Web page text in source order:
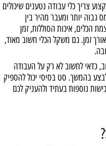
צריך כלי עבודה נטענים שיכולים
גבוה יותר ומעבר מהיר בין
הכלים, איכות הסוללות, זמן
זמן. גם משקל הכלי חשוב מאוד,
כדאי לחשוב לא רק על העבודה
בהמשך. סט בסיסי יכול להספיק
נוספות בעתיד ולהעניק לכם